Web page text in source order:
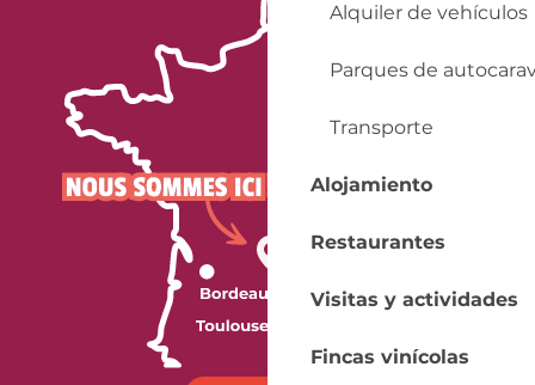
Alquiler de vehículos
Parques de
Transporte
Alojamiento
Restaurantes
Visitas y actividades
Fincas vinícolas